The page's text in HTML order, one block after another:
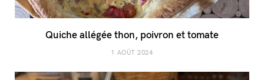
Quiche allégée thon, poivron et tomate
1 AOÛT 2024